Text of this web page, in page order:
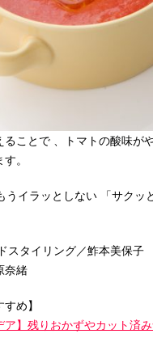
ることで 、トマトの酸味が
。
イラッとしない 「サクッ
スタイリング／鮓本美保
奈緒
め】
ア】残りおかずやカット済